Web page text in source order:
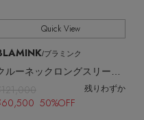
Quick View
/ブラミンク
残りわずか
50%OFF